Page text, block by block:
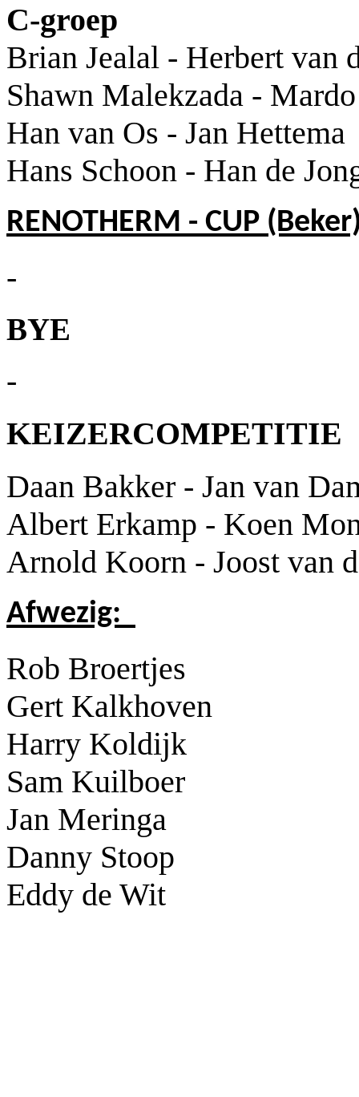
C-groep
Brian Jealal - Herbert van
Shawn Malekzada -
Han van Os - Jan Hettema
Hans Schoon - Han de
RENOTHERM - CUP
-
BYE
-
KEIZERCOMPETITIE
Daan Bakker - Jan van
Albert Erkamp - Koen
Arnold Koorn - Joost van
Afwezig:
Rob Broertjes
Gert Kalkhoven
Harry Koldijk
Sam Kuilboer
Jan Meringa
Danny Stoop
Eddy de Wit